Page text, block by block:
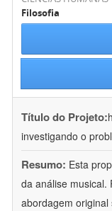
Filosofia
Título do Projeto:
investigando o
Resumo: Esta
da análise musical.
abordagem